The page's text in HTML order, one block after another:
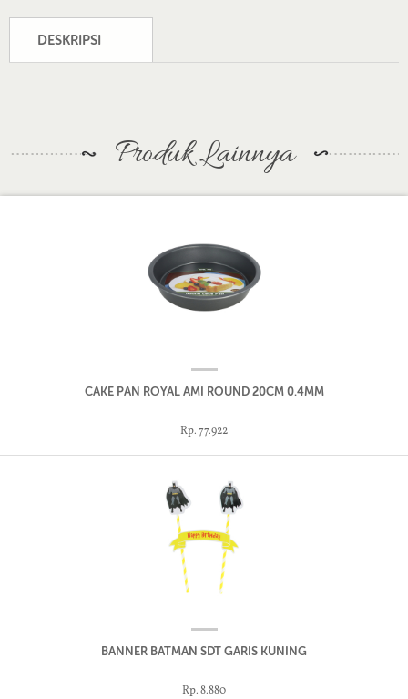
DESKRIPSI
Produk Lainnya
CAKE PAN ROYAL AMI ROUND 20CM 0.4MM
Rp. 77.922
BANNER BATMAN SDT GARIS KUNING
Rp. 8.880